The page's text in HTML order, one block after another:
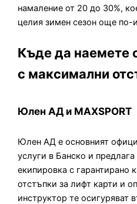
намаление от 20 до 30%,
целия зимен сезон още по-
Къде да наемете
с максимални
Юлен АД и MAXSPORT
Юлен АД е основният
услуги в Банско и
екипировка с гарантирано
отстъпки за лифт карти и
инструктор те осигуряват